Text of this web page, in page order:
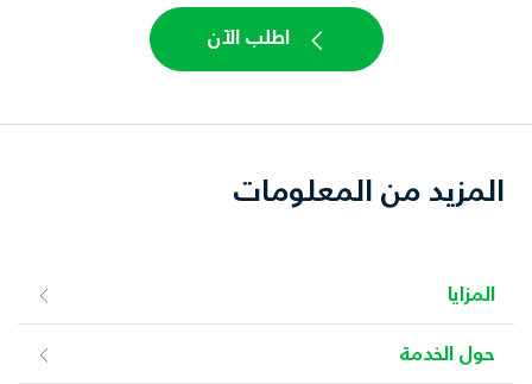
اطلب الآن
المزيد من المعلومات
المزايا
حول الخدمة